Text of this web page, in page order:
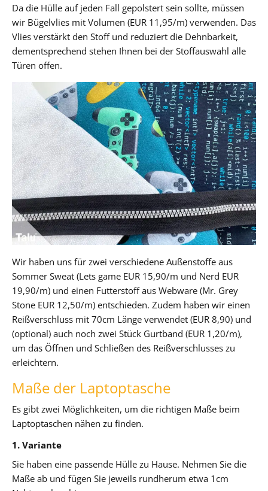
Da die Hülle auf jeden Fall gepolstert sein sollte, müssen
wir Bügelvlies mit Volumen (EUR 11,95/m) verwenden. Das
Vlies verstärkt den Stoff und reduziert die Dehnbarkeit,
dementsprechend stehen Ihnen bei der Stoffauswahl alle
Türen offen.
Wir haben uns für zwei verschiedene Außenstoffe aus
Sommer Sweat (Lets game EUR 15,90/m und Nerd EUR
19,90/m) und einen Futterstoff aus Webware (Mr. Grey
Stone EUR 12,50/m) entschieden. Zudem haben wir einen
Reißverschluss mit 70cm Länge verwendet (EUR 8,90) und
(optional) auch noch zwei Stück Gurtband (EUR 1,20/m),
um das Öffnen und Schließen des Reißverschlusses zu
erleichtern.
Maße der Laptoptasche
Es gibt zwei Möglichkeiten, um die richtigen Maße beim
Laptoptaschen nähen zu finden.
1. Variante
Sie haben eine passende Hülle zu Hause. Nehmen Sie die
Maße ab und fügen Sie jeweils rundherum etwa 1cm